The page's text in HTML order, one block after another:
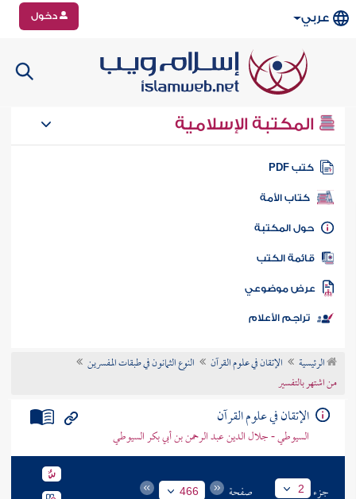
عربي دخول
المكتبة الإسلامية
كتب PDF
كتاب الأمة
المكتبة
الكتب
موضوعي
تراجم الأعلام
الرئيسية الإتقان في علوم القرآن
النوع الثمانون في طبقات المفسرين
من اشتهر بالتفسير
الإتقان في علوم القرآن
السيوطي - جلال الدين عبد الرحمن بن أبي بكر السيوطي
جزء 2 صفحة 466